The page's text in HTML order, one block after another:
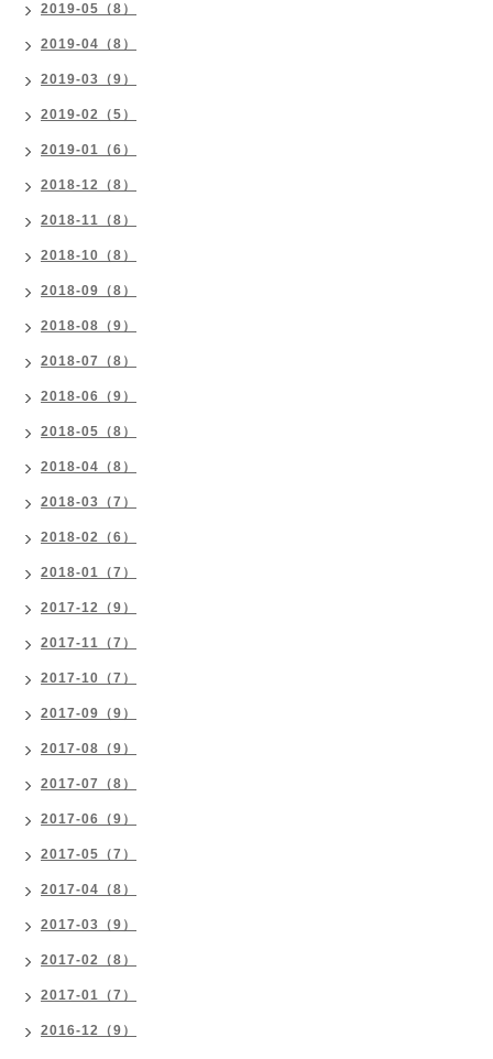
2019-05（8）
2019-04（8）
2019-03（9）
2019-02（5）
2019-01（6）
2018-12（8）
2018-11（8）
2018-10（8）
2018-09（8）
2018-08（9）
2018-07（8）
2018-06（9）
2018-05（8）
2018-04（8）
2018-03（7）
2018-02（6）
2018-01（7）
2017-12（9）
2017-11（7）
2017-10（7）
2017-09（9）
2017-08（9）
2017-07（8）
2017-06（9）
2017-05（7）
2017-04（8）
2017-03（9）
2017-02（8）
2017-01（7）
2016-12（9）